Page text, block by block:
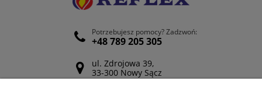
Potrzebujesz pomocy? Zadzwoń:
+48 789 205 305
ul. Zdrojowa 39,
33-300 Nowy Sącz